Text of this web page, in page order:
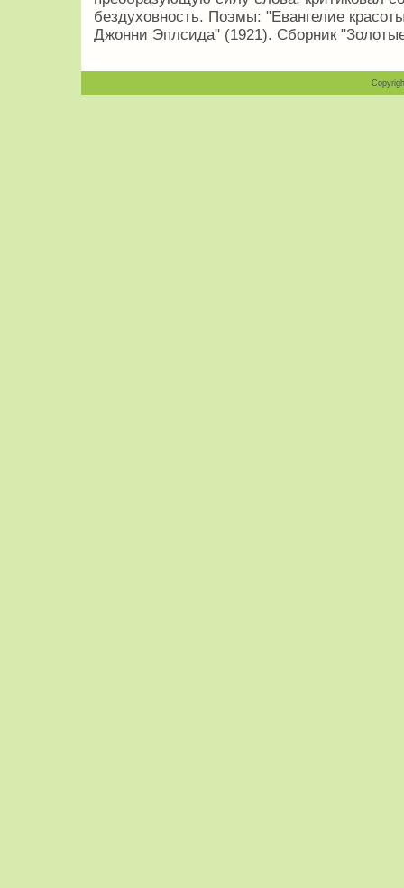
бездуховность. Поэмы: "Евангелие
Джонни Эплсида" (1921). Сборник